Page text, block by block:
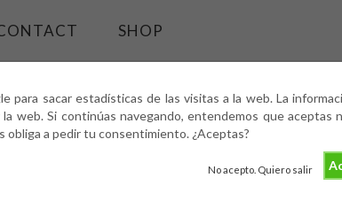
para sacar estadísticas de las visitas a la web. La
la web. Si continúas navegando, entendemos que aceptas
obliga a pedir tu consentimiento. ¿Aceptas?
No acepto. Quiero salir
SHOP